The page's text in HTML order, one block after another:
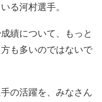
る河村選手。
績について、もっと
も多いのではないで
の活躍を、みなさん